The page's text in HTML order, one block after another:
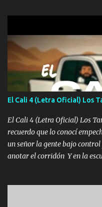
coronamos Se jala los
Un gallardo me prendo Para
tranquilizando Tomense un
los versos que voy cantando
se atora Pero nunca le
aunque ustedes no sepan
echarle chingazos Y seguir
El Cali 4 (Letra Oficial) Los
El Cali 4 (Letra Oficial) Los
recuerdo que lo conocí
un señor la gente bajo
anotar el corridón Y en la